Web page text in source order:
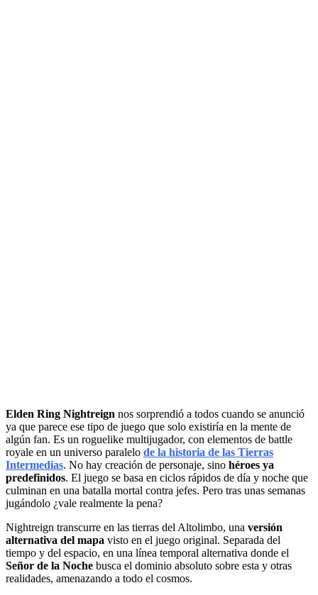
Elden Ring Nightreign nos sorprendió a todos cuando se anunció
ya que parece ese tipo de juego que solo existiría en la mente de
algún fan. Es un roguelike multijugador, con elementos de battle
royale en un universo paralelo de la historia de las Tierras
Intermedias. No hay creación de personaje, sino héroes ya
predefinidos. El juego se basa en ciclos rápidos de día y noche que
culminan en una batalla mortal contra jefes. Pero tras unas semanas
jugándolo ¿vale realmente la pena?
Nightreign transcurre en las tierras del Altolimbo, una versión
alternativa del mapa visto en el juego original. Separada del
tiempo y del espacio, en una línea temporal alternativa donde el
Señor de la Noche busca el dominio absoluto sobre esta y otras
realidades, amenazando a todo el cosmos.